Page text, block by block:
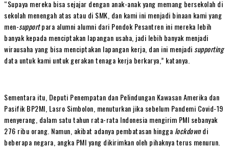
“Supaya mereka bisa sejajar dengan anak-anak yang memang bersekolah di
sekolah menengah atas atau di SMK, dan kami ini menjadi binaan kami yang
men-supportpara alumni alumni dari Pondok Pesantren ini mereka lebih
banyak kepada menciptakan lapangan usaha, jadi lebih banyak menjadi
wirausaha yang bisa menciptakan lapangan kerja, dan ini menjadisupporting
data untuk kami untuk gerakan tenaga kerja berkarya,” katanya.
Sementara itu, Deputi Penempatan dan Pelindungan Kawasan Amerika dan
Pasifik BP2MI, Lasro Simbolon, menuturkan jika sebelum Pandemi Covid-19
menyerang, dalam satu tahun rata-rata Indonesia mengirim PMI sebanyak
276 ribu orang. Namun, akibat adanya pembatasan hingga lockdowndi
beberapa negara, angka PMI yang dikirimkan oleh pihaknya terus menurun.